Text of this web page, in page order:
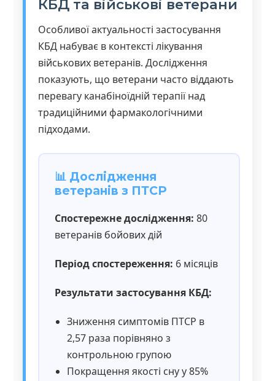
КБД та військові ветерани
Особливої актуальності застосування
КБД набуває в контексті лікування
військових ветеранів. Дослідження
показують, що ветерани часто віддають
перевагу канабіноїдній терапії над
традиційними фармакологічними
підходами.
📊 Дослідження
ветеранів з ПТСР
Спостережне дослідження: 80
ветеранів бойових дій
Період спостереження: 6 місяців
Результати застосування КБД:
Зниження симптомів ПТСР в
2,57 раза порівняно з
контрольною групою
Покращення якості сну у 85%